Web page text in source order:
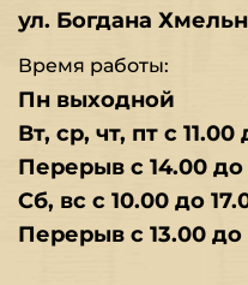
ул. Богдана
Время работы:
Пн выходной
Вт, ср, чт, пт с 11.00
Перерыв с 14.00 до
Сб, вс с 10.00 до
Перерыв с 13.00 до